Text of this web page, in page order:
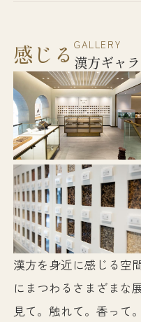
感じるGALLERY
漢方ギャ
漢方を身近に感じる空
にまつわるさまざまな
見て。触れて。香って